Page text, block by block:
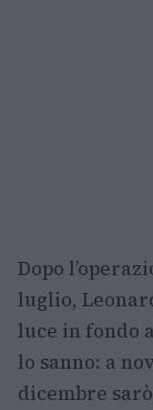
Dopo
luglio,
luce in fondo
lo sanno: a
dicembre